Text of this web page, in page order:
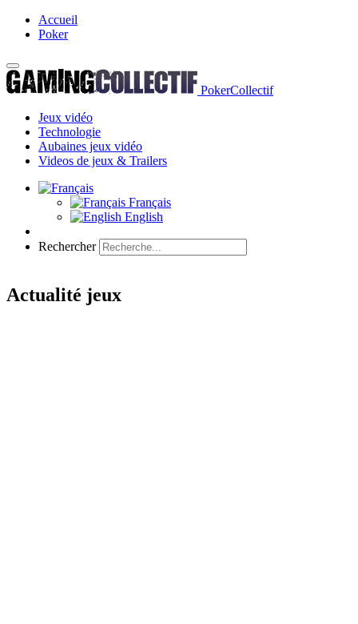
Accueil
Poker
PokerCollectif
Jeux vidéo
Technologie
Aubaines jeux vidéo
Videos de jeux & Trailers
Français
English
Rechercher
Actualité jeux